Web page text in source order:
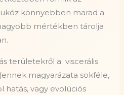
könnyebben marad a
mértékben tárolja
területekről a viscerális
magyarázata sokféle,
hatás, vagy evolúciós